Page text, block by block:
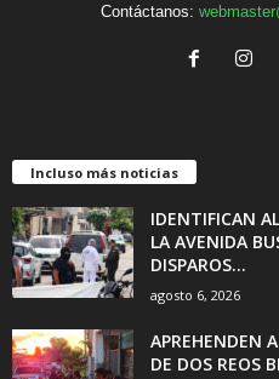
Contáctanos:
Incluso más noticias
IDENTIFICAN
LA AVENIDA
DISPAROS...
agosto 6, 2026
APREHENDEN
DE DOS REOS